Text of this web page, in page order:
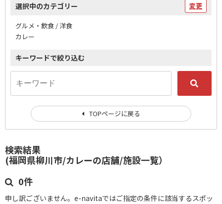
検索結果
(福岡県柳川市/カレーの店舗/施設一覧）
0件
申し訳ございません。e-navitaではご指定の条件に該当するスポッ
選択中のカテゴリー 変更
グルメ・飲食 / 洋食
カレー
キーワードで絞り込む
TOPページに戻る